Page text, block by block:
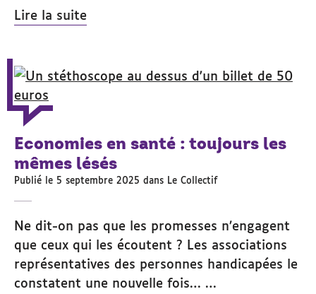
Lire la suite
Economies en santé : toujours les
mêmes lésés
Publié le 5 septembre 2025 dans Le Collectif
Ne dit-on pas que les promesses n’engagent
que ceux qui les écoutent ? Les associations
représentatives des personnes handicapées le
constatent une nouvelle fois… …